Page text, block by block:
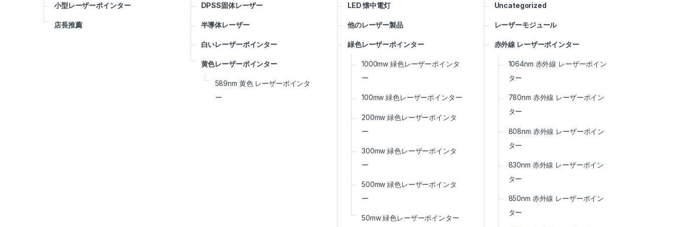
小型レーザーポインター
店長推薦
DPSS固体レーザー
半導体レーザー
白いレーザーポインター
黄色レーザーポインター
589nm 黄色 レーザーポインタ
ー
LED 懐中電灯
他のレーザー製品
緑色レーザーポインター
1000mw 緑色レーザーポインタ
ー
100mw 緑色レーザーポインター
200mw 緑色レーザーポインタ
ー
300mw 緑色レーザーポインタ
ー
500mw 緑色レーザーポインタ
ー
50mw 緑色レーザーポインター
Uncategorized
レーザーモジュール
赤外線 レーザーポインター
1064nm 赤外線 レーザーポイン
ター
780nm 赤外線 レーザーポイン
ター
808nm 赤外線 レーザーポイン
ター
830nm 赤外線 レーザーポイン
ター
850nm 赤外線 レーザーポイン
ター